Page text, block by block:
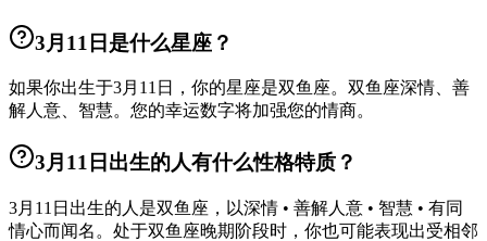
3月11日是什么星座？
如果你出生于3月11日，你的星座是双鱼座。双鱼座深情、善
解人意、智慧。您的幸运数字将加强您的情商。
3月11日出生的人有什么性格特质？
3月11日出生的人是双鱼座，以深情 • 善解人意 • 智慧 • 有同
情心而闻名。处于双鱼座晚期阶段时，你也可能表现出受相邻